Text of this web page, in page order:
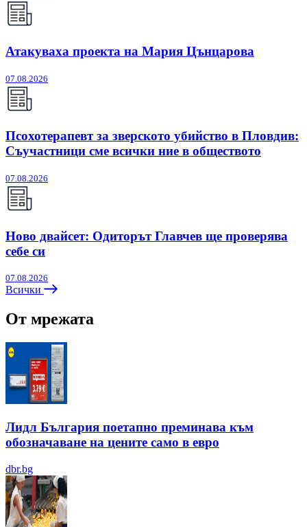
Атакуваха проекта на Мария Цънцарова
07.08.2026
Псохотерапевт за зверското убийство в Пловдив:
Съучастници сме всички ние в обществото
07.08.2026
Ново двайсет: Одиторът Главчев ще проверява
себе си
07.08.2026
Всички
От мрежата
Лидл България поетапно преминава към
обозначаване на цените само в евро
dbr.bg